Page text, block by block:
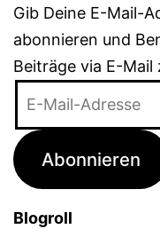
Gib Deine E-Mail-
abonnieren und
Beiträge via E-Mail
Adresse
Abonnieren
Blogroll